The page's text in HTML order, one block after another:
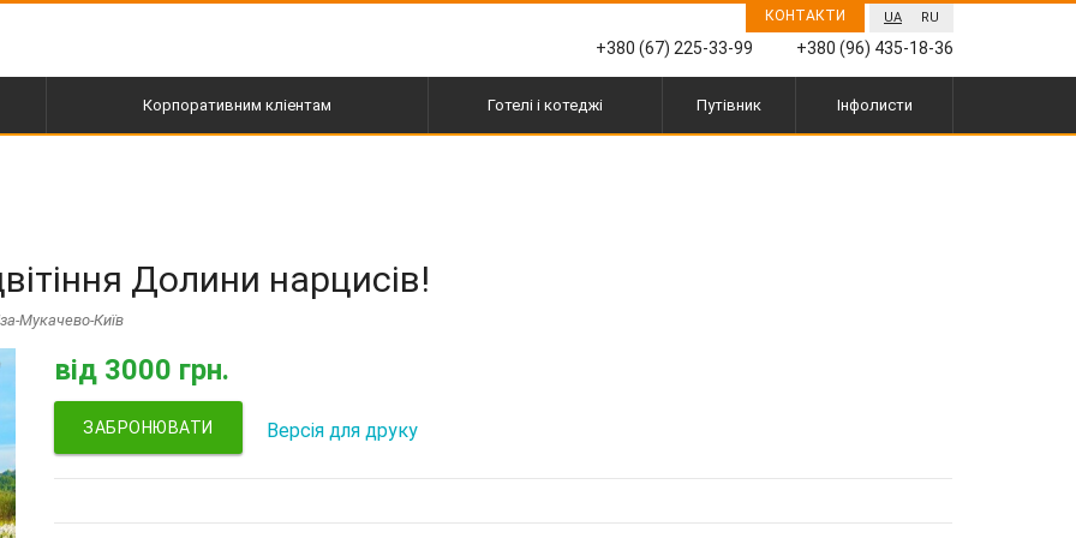
UA RU
КОНТАКТИ
+380 (67) 225-33-99 +380 (96) 435-18-36
Корпоративним кліентам Готелі і котеджі Путівник Інфолисти
Долини нарцисів!
Мукачево-Київ
від 3000 грн.
ЗАБРОНЮВАТИ Версія для друку